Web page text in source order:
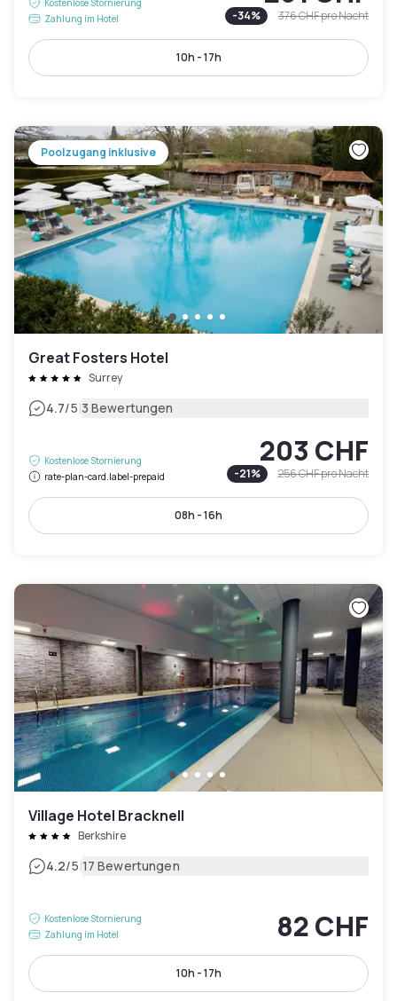
Kostenlose Stornierung
Zahlung im Hotel
-34% 376 CHFpro Nacht
10h - 17h
Poolzugang inklusive
Great Fosters Hotel
Surrey
4.7/5|3 Bewertungen
Kostenlose Stornierung
rate-plan-card.label-prepaid
203 CHF
-21% 256 CHFpro Nacht
08h - 16h
Village Hotel Bracknell
Berkshire
4.2/5|17 Bewertungen
Kostenlose Stornierung
Zahlung im Hotel
82 CHF
10h - 17h